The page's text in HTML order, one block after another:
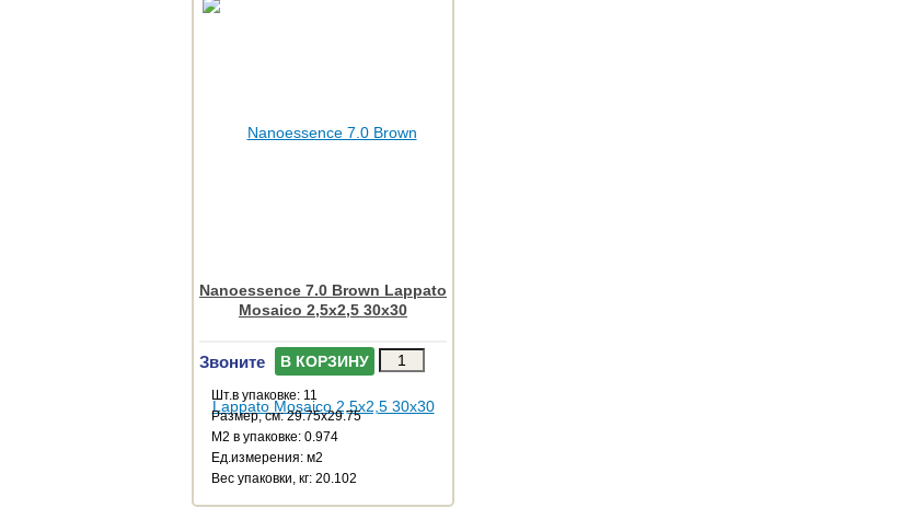
Nanoessence 7.0 Brown Lappato
Mosaico 2,5x2,5 30x30
Звоните В КОРЗИНУ
Шт.в упаковке: 11
Размер, см: 29.75x29.75
М2 в упаковке: 0.974
Ед.измерения: м2
Веc упаковки, кг: 20.102